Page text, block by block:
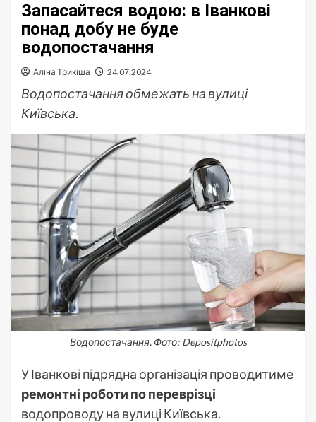
Запасайтеся водою: в Іванкові
понад добу не буде
водопостачання
Аліна Трикіша 24.07.2024
Водопостачання обмежать на вулиці
Київська.
Водопостачання. Фото: Depositphotos
У Іванкові підрядна організація проводитиме
ремонтні роботи по переврізці
водопроводу на вулиці Київська.